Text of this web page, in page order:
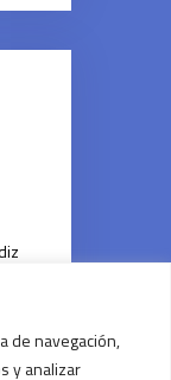
de navegación,
y analizar
Doña |